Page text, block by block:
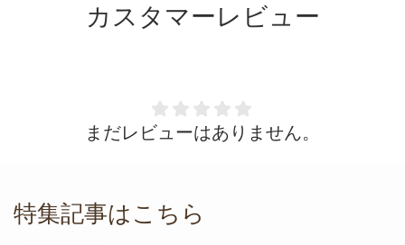
カスタマーレビュー
まだレビューはありません。
特集記事はこちら